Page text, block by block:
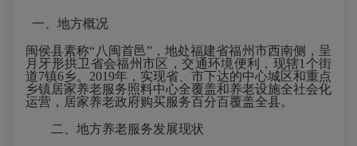
一、地方概况
闽侯县素称“八闽首邑”，地处福建省福州市西南侧，呈
月牙形拱卫省会福州市区，交通环境便利，现辖1个街
道7镇6乡。2019年，实现省、市下达的中心城区和重点
乡镇居家养老服务照料中心全覆盖和养老设施全社会化
运营，居家养老政府购买服务百分百覆盖全县。
二、地方养老服务发展现状